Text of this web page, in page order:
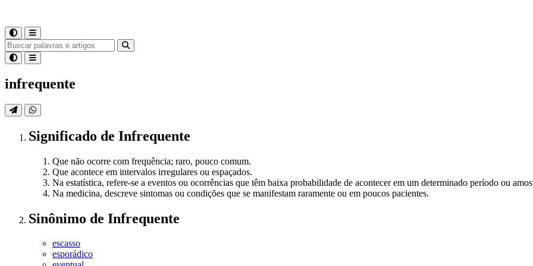
infrequente
Significado de Infrequente
Que não ocorre com frequência; raro, pouco comum.
Que acontece em intervalos irregulares ou espaçados.
Na estatística, refere-se a eventos ou ocorrências que têm baixa probabilidade de acontecer em um determinado período ou
Na medicina, descreve sintomas ou condições que se manifestam raramente ou em poucos pacientes.
Sinônimo de Infrequente
escasso
esporádico